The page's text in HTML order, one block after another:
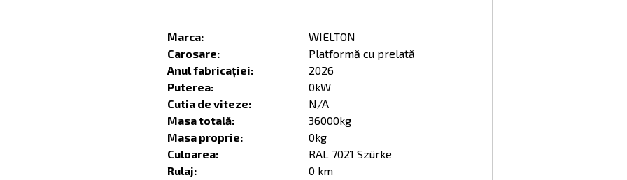
Marca:
WIELTON
Carosare:
Platformă cu prelată
Anul fabricației:
2026
Puterea:
0kW
Cutia de viteze:
N/A
Masa totală:
36000kg
Masa proprie:
0kg
Culoarea:
RAL 7021 Szürke
Rulaj:
0 km